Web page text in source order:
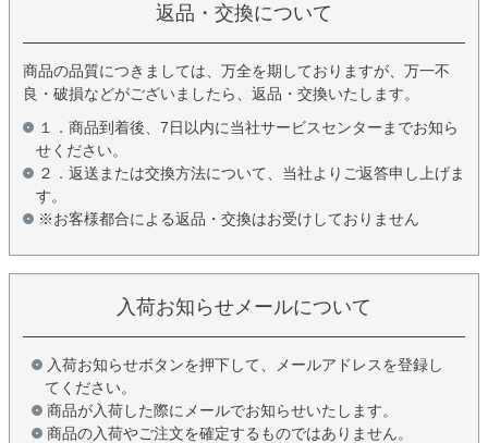
返品・交換について
商品の品質につきましては、万全を期しておりますが、万一不
良・破損などがございましたら、返品・交換いたします。
１．商品到着後、7日以内に当社サービスセンターまでお知ら
せください。
２．返送または交換方法について、当社よりご返答申し上げま
す。
※お客様都合による返品・交換はお受けしておりません
入荷お知らせメールについて
入荷お知らせボタンを押下して、メールアドレスを登録し
てください。
商品が入荷した際にメールでお知らせいたします。
商品の入荷やご注文を確定するものではありません。